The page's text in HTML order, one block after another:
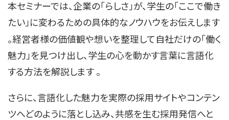
本セミナーでは、企業の「らしさ」が、学生の「ここで働き
たい」に変わるための具体的なノウハウをお伝えします
。経営者様の価値観や想いを整理して自社だけの「働く
魅力」を見つけ出し、学生の心を動かす言葉に言語化
する方法を解説します 。
さらに、言語化した魅力を実際の採用サイトやコンテン
ツへどのように落とし込み、共感を生む採用発信へと